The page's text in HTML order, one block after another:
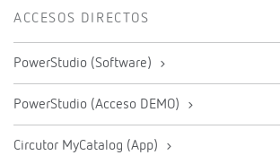
ACCESOS DIRECTOS
PowerStudio (Software)
PowerStudio (Acceso DEMO)
Circutor MyCatalog (App)